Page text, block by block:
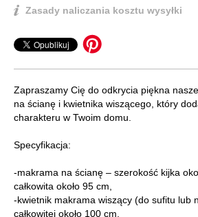
Zasady naliczania kosztu wysyłki
Zapraszamy Cię do odkrycia piękna
na ścianę i kwietnika wiszącego, który
charakteru w Twoim domu.
Specyfikacja:
-makrama na ścianę – szerokość kijka
całkowita około 95 cm,
-kwietnik makrama wiszący (do sufitu lub
całkowitej około 100 cm,